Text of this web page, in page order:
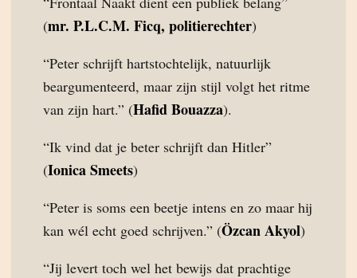
(mr. P.L.C.M. Ficq, politierechter)
“Peter schrijft hartstochtelijk, natuurlijk
beargumenteerd, maar zijn stijl volgt het ritme
van zijn hart.” (Hafid Bouazza).
“Ik vind dat je beter schrijft dan Hitler”
(Ionica Smeets)
“Peter is soms een beetje intens en zo maar hij
kan wél echt goed schrijven.” (Özcan Akyol)
“Jij levert toch wel het bewijs dat prachtige